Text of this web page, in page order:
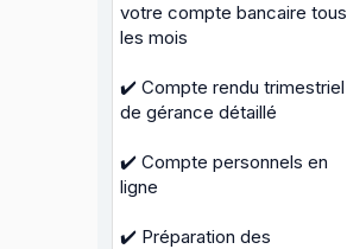
votre compte bancaire tous
les mois
✔️ Compte rendu trimestriel
de gérance détaillé
✔️ Compte personnels en
ligne
✔️ Préparation des